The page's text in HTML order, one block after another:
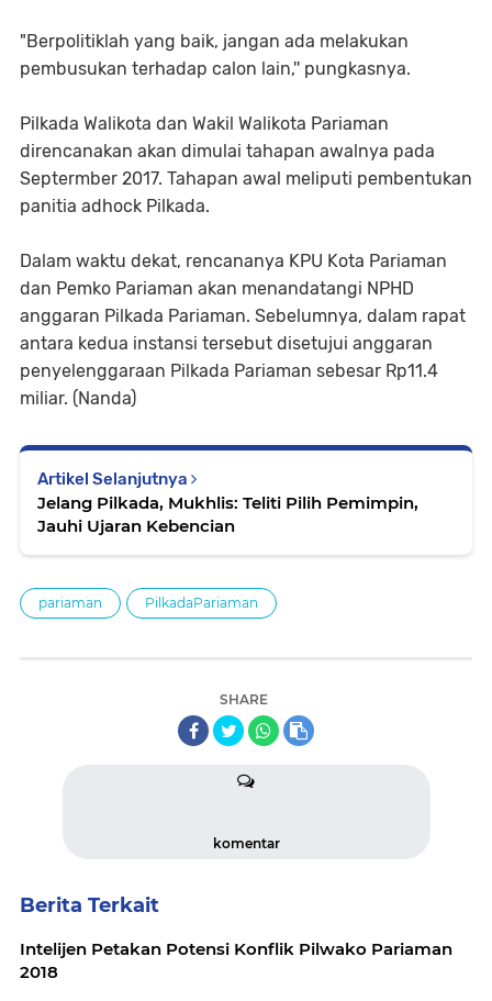
"Berpolitiklah yang baik, jangan ada melakukan
pembusukan terhadap calon lain,'' pungkasnya.
Pilkada Walikota dan Wakil Walikota Pariaman
direncanakan akan dimulai tahapan awalnya pada
Septermber 2017. Tahapan awal meliputi pembentukan
panitia adhock Pilkada.
Dalam waktu dekat, rencananya KPU Kota Pariaman
dan Pemko Pariaman akan menandatangi NPHD
anggaran Pilkada Pariaman. Sebelumnya, dalam rapat
antara kedua instansi tersebut disetujui anggaran
penyelenggaraan Pilkada Pariaman sebesar Rp11.4
miliar. (Nanda)
Artikel Selanjutnya
Jelang Pilkada, Mukhlis: Teliti Pilih Pemimpin,
Jauhi Ujaran Kebencian
pariaman PilkadaPariaman
SHARE
komentar
Berita Terkait
Intelijen Petakan Potensi Konflik Pilwako Pariaman
2018